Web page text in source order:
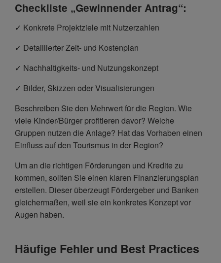
Checkliste „Gewinnender Antrag“:
✓ Konkrete Projektziele mit Nutzerzahlen
✓ Detaillierter Zeit- und Kostenplan
✓ Nachhaltigkeits- und Nutzungskonzept
✓ Bilder, Skizzen oder Visualisierungen
Beschreiben Sie den Mehrwert für die Region. Wie
viele Kinder/Bürger profitieren davor? Welche
Gruppen nutzen die Anlage? Hat das Vorhaben einen
Einfluss auf den Tourismus in der Region?
Um an die richtigen Förderungen und Kredite zu
kommen, sollten Sie einen klaren Finanzierungsplan
erstellen. Dieser überzeugt Fördergeber und Banken
gleichermaßen, weil sie ein konkretes Konzept vor
Augen haben.
Häufige Fehler und Best Practices